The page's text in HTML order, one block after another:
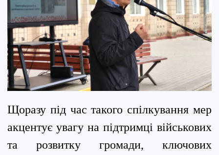
Щоразу під час такого спілкування мер
акцентує увагу на підтримці військових
та розвитку громади, ключових